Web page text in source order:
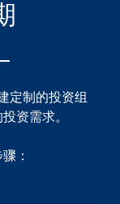
定制的投资组
资需求。
：